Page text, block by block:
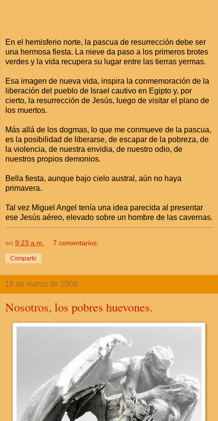
En el hemisferio norte, la pascua de resurrección debe ser
una hermosa fiesta. La nieve da paso a los primeros brotes
verdes y la vida recupera su lugar entre las tierras yermas.
Esa imagen de nueva vida, inspira la conmemoración de la
liberación del pueblo de Israel cautivo en Egipto y, por
cierto, la resurrección de Jesús, luego de visitar el plano de
los muertos.
Más allá de los dogmas, lo que me conmueve de la pascua,
es la posibilidad de liberarse, de escapar de la pobreza, de
la violencia, de nuestra envidia, de nuestro odio, de
nuestros propios demonios.
Bella fiesta, aunque bajo cielo austral, aún no haya
primavera.
Tal vez Miguel Angel tenía una idea parecida al presentar
ese Jesús aéreo, elevado sobre un hombre de las cavernas.
en 9:23 a.m. 7 comentarios:
Compartir
18 de marzo de 2008
Nosotros, los pobres huevones.